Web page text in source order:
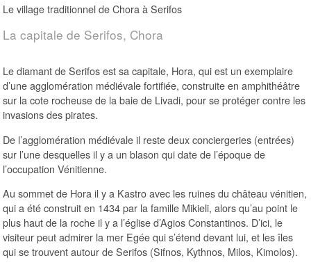
Le village traditionnel de Chora à Serifos
La capitale de Serifos, Chora
Le diamant de Serifos est sa capitale, Hora, qui est un exemplaire
d’une agglomération médiévale fortifiée, construite en amphithéâtre
sur la cote rocheuse de la baie de Livadi, pour se protéger contre les
invasions des pirates.
De l’agglomération médiévale il reste deux conciergeries (entrées)
sur l’une desquelles il y a un blason qui date de l’époque de
l’occupation Vénitienne.
Au sommet de Hora il y a Kastro avec les ruines du château vénitien,
qui a été construit en 1434 par la famille Mikieli, alors qu’au point le
plus haut de la roche il y a l’église d’Agios Constantinos. D’ici, le
visiteur peut admirer la mer Egée qui s’étend devant lui, et les îles
qui se trouvent autour de Serifos (Sifnos, Kythnos, Milos, Kimolos).